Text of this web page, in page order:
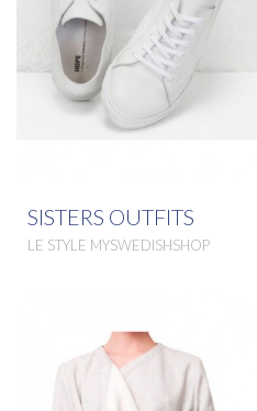
SISTERS OUTFITS
LE STYLE MYSWEDISHSHOP